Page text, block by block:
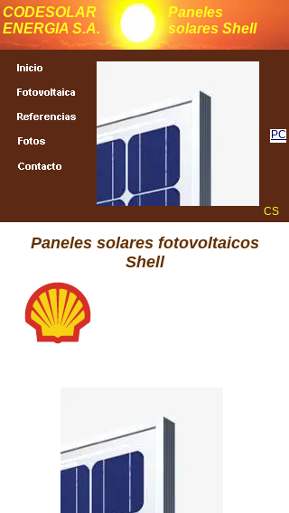
Paneles
solares Shell
Paneles solares fotovoltaicos
Shell
CODESOLAR
ENERGIA S.A.
PC
CS